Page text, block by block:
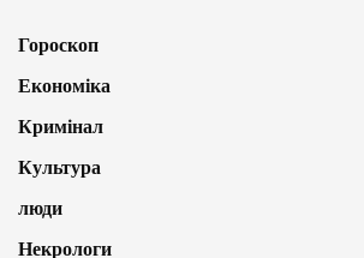
Гороскоп
Економіка
Кримінал
Культура
люди
Некрологи